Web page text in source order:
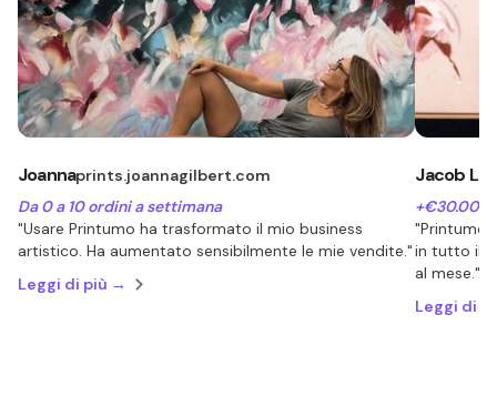
Joannaprints.joannagilbert.com
Da 0 a 10 ordini a settimana
"Usare Printumo ha trasformato il mio business
artistico. Ha aumentato sensibilmente le mie vendite."
Leggi di più →
Jacob
+€30.000
"Printumo
in tutto il
al mese."
Leggi di